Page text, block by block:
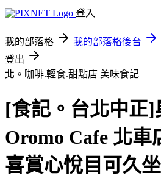
登入
我的部落格 我的部落格後台
登出
北。咖啡.輕食.甜點店 美味食記
[食記。台北中正]
Oromo Cafe 北車
喜賞心悅目可久